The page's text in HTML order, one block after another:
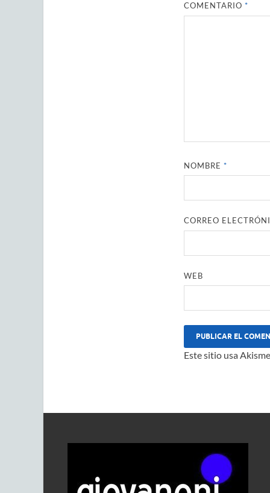
COMENTARIO *
NOMBRE *
CORREO
WEB
Este sitio usa